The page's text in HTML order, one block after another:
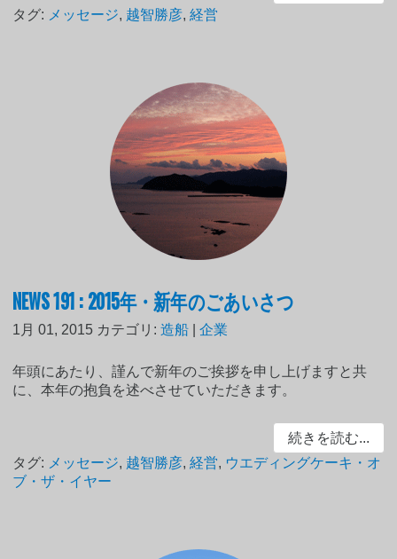
タグ: メッセージ, 越智勝彦,経営
NEWS 191 : 2015年・新年のごあいさつ
1月 01, 2015 カテゴリ:造船 |企業
年頭にあたり、謹んで新年のご挨拶を申し上げますと共
に、本年の抱負を述べさせていただきます。
続きを読む...
タグ: メッセージ, 越智勝彦,経営, ウエディングケーキ・オ
ブ・ザ・イヤー